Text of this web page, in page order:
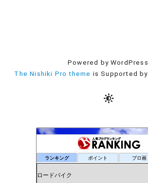
Powered by WordPress.
The Nishiki Pro theme is Supported by
ランキング ポイント ブロ画